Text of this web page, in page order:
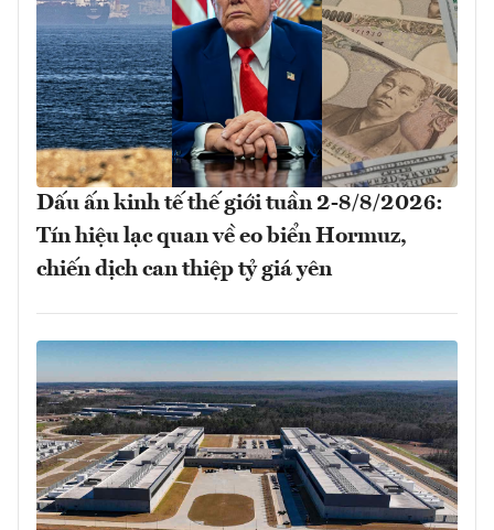
Dấu ấn kinh tế thế giới tuần 2-8/8/2026:
Tín hiệu lạc quan về eo biển Hormuz,
chiến dịch can thiệp tỷ giá yên